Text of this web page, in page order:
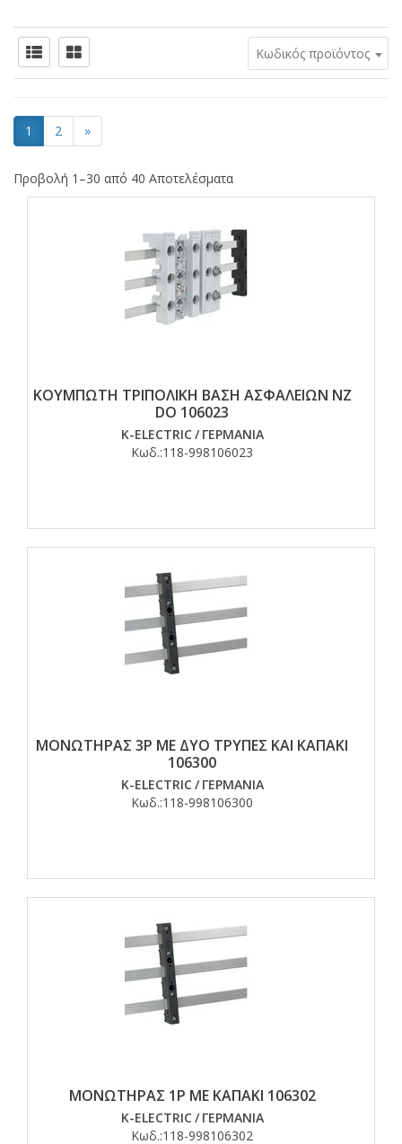
Κωδικός προϊόντος
1 2 »
Προβολή 1–30 από 40 Αποτελέσματα
ΚΟΥΜΠΩΤΗ ΤΡΙΠΟΛΙΚΗ ΒΑΣΗ ΑΣΦΑΛΕΙΩΝ ΝΖ
DO 106023
K-ELECTRIC/ ΓΕΡΜΑΝΙΑ
Κωδ.:118-998106023
ΜΟΝΩΤΗΡΑΣ 3P ΜΕ ΔΥΟ ΤΡΥΠΕΣ ΚΑΙ ΚΑΠΑΚΙ
106300
K-ELECTRIC/ ΓΕΡΜΑΝΙΑ
Κωδ.:118-998106300
ΜΟΝΩΤΗΡΑΣ 1P ΜΕ ΚΑΠΑΚΙ 106302
K-ELECTRIC/ ΓΕΡΜΑΝΙΑ
Κωδ.:118-998106302